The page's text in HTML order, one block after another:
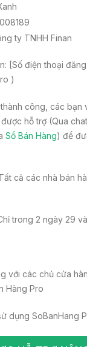
ty TNHH Finan
[Số điện thoại
)
công, các bạn
hỗ trợ (Qua
Sổ Bán Hàng) để
cả các nhà bán
trong 2 ngày 29
với các chủ cửa
Hàng Pro
dụng SoBanHang